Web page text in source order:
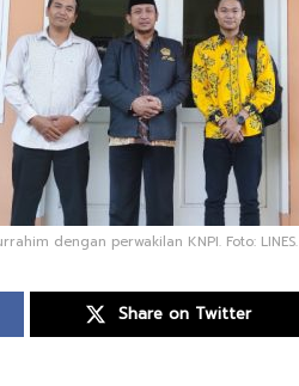
dengan perwakilan KNPI. Foto: LINES.
Share on Twitter